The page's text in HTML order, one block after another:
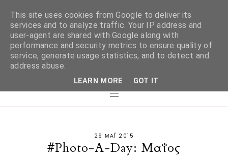
29 ΜΑΪ́ 2015
#Photo-A-Day: Μαΐος
This site uses cookies from Google to deliver its
services and to analyze traffic. Your IP address and
user-agent are shared with Google along with
performance and security metrics to ensure quality of
service, generate usage statistics, and to detect and
address abuse.
LEARN MORE GOT IT